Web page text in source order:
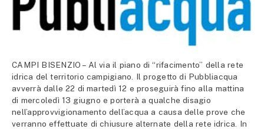
CAMPI BISENZIO – Al via il piano di “rifacimento” della rete
idrica del territorio campigiano. Il progetto di Pubbliacqua
avverrà dalle 22 di martedì 12 e proseguirà fino alla mattina
di mercoledì 13 giugno e porterà a qualche disagio
nell’approvvigionamento dell’acqua a causa delle prove che
verranno effettuate di chiusure alternate della rete idrica. In